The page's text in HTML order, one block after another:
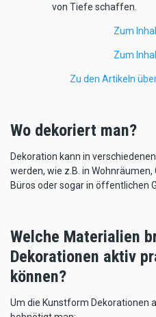
von Tiefe schaffen.
Zum
Zum
Zu den Artikeln
Wo dekoriert man?
Dekoration kann in
werden, wie z.B. in
Büros oder sogar in öffentlichen
Welche Materialien
Dekorationen aktiv
können?
Um die Kunstform Dekorationen